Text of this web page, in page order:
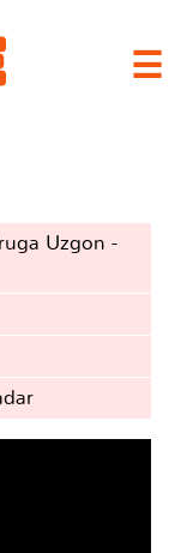
☰
Uzgon -